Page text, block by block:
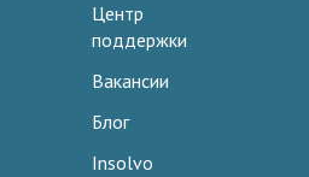
Центр
поддержки
Вакансии
Блог
Insolvo